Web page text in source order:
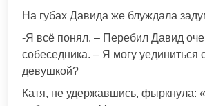
На губах Давида же блуждала
-Я всё понял. – Перебил Давид
собеседника. – Я могу уединиться
девушкой?
Катя, не удержавшись, фыркнула: